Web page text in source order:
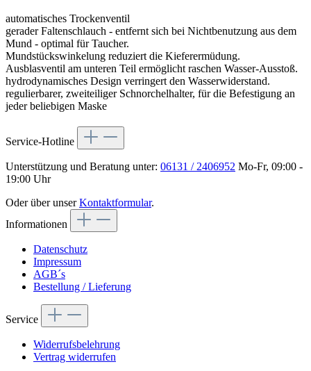
automatisches Trockenventil
gerader Faltenschlauch - entfernt sich bei Nichtbenutzung aus dem
Mund - optimal für Taucher.
Mundstückswinkelung reduziert die Kieferermüdung.
Ausblasventil am unteren Teil ermöglicht raschen Wasser-Ausstoß.
hydrodynamisches Design verringert den Wasserwiderstand.
regulierbarer, zweiteiliger Schnorchelhalter, für die Befestigung an
jeder beliebigen Maske
Service-Hotline
Unterstützung und Beratung unter: 06131 / 2406952 Mo-Fr, 09:00 -
19:00 Uhr
Oder über unserKontaktformular.
Informationen
Datenschutz
Impressum
AGB´s
Bestellung / Lieferung
Service
Widerrufsbelehrung
Vertrag widerrufen